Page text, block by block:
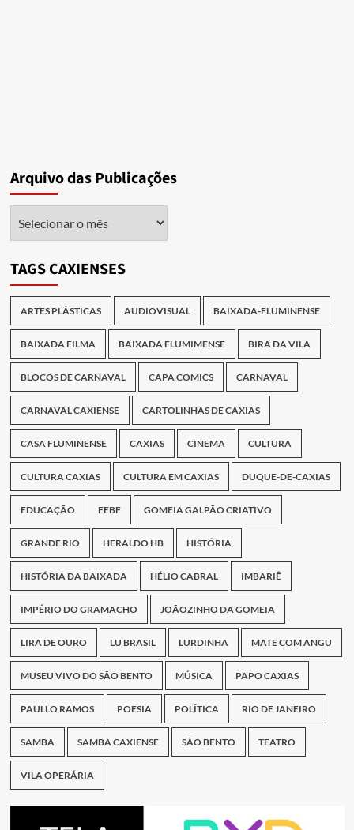
Arquivo das Publicações
TAGS CAXIENSES
ARTES PLÁSTICAS AUDIOVISUAL BAIXADA-FLUMINENSE
BAIXADA FILMA BAIXADA FLUMIMENSE BIRA DA VILA
BLOCOS DE CARNAVAL CAPA COMICS CARNAVAL
CARNAVAL CAXIENSE CARTOLINHAS DE CAXIAS
CASA FLUMINENSE CAXIAS CINEMA CULTURA
CULTURA CAXIAS CULTURA EM CAXIAS DUQUE-DE-CAXIAS
EDUCAÇÃO FEBF GOMEIA GALPÃO CRIATIVO
GRANDE RIO HERALDO HB HISTÓRIA
HISTÓRIA DA BAIXADA HÉLIO CABRAL IMBARIÊ
IMPÉRIO DO GRAMACHO JOÃOZINHO DA GOMEIA
LIRA DE OURO LU BRASIL LURDINHA MATE COM ANGU
MUSEU VIVO DO SÃO BENTO MÚSICA PAPO CAXIAS
PAULLO RAMOS POESIA POLÍTICA RIO DE JANEIRO
SAMBA SAMBA CAXIENSE SÃO BENTO TEATRO
VILA OPERÁRIA